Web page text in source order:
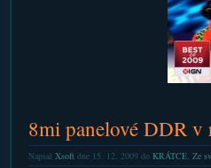
8mi panelové DDR v
Napsal Xsoftdne 15. 12. 2009 do KRÁTCE, Ze